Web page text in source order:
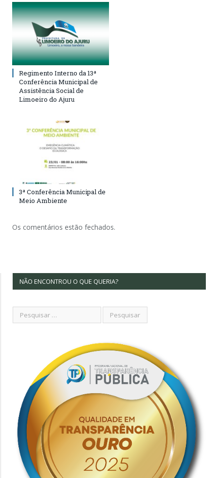
Regimento Interno da 13ª
Conferência Municipal de
Assistência Social de
Limoeiro do Ajuru
3ª Conferência Municipal de
Meio Ambiente
Os comentários estão fechados.
NÃO ENCONTROU O QUE QUERIA?